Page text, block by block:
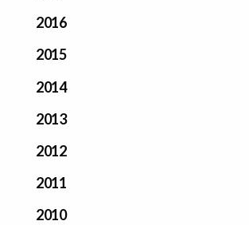
2016
2015
2014
2013
2012
2011
2010